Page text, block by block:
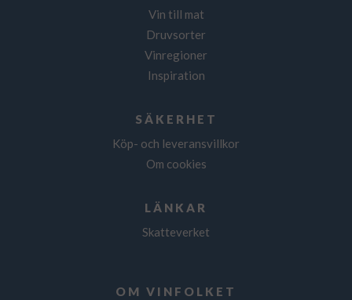
Vin till mat
Druvsorter
Vinregioner
Inspiration
SÄKERHET
Köp- och leveransvillkor
Om cookies
LÄNKAR
Skatteverket
OM VINFOLKET